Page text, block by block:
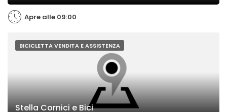
Apre alle 09:00
BICICLETTA VENDITA E ASSISTENZA
Stella Cornici e Bici